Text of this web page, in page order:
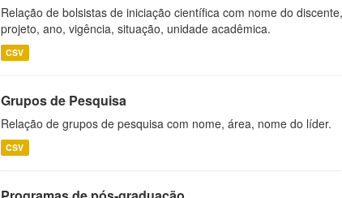
Relação de bolsistas de iniciação científica com nome do
projeto, ano, vigência, situação, unidade acadêmica.
CSV
Grupos de Pesquisa
Relação de grupos de pesquisa com nome, área, nome do líder.
CSV